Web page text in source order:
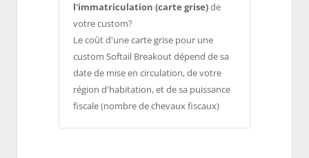
l'immatriculation (carte grise)de
votre custom?
Le coût d'une carte grise pour une
custom Softail Breakout dépend de sa
date de mise en circulation, de votre
région d'habitation, et de sa puissance
fiscale (nombre de chevaux fiscaux)